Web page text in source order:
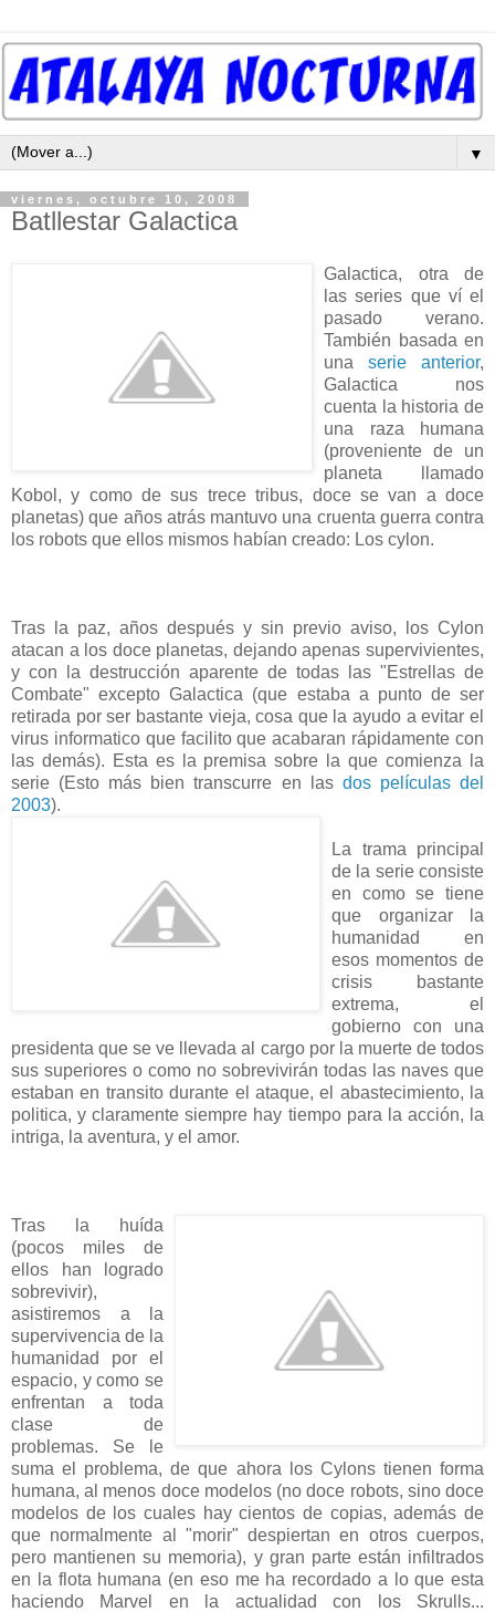
▼
viernes, octubre 10, 2008
Batllestar Galactica
Galactica, otra de
las series que ví el
pasado verano.
También basada en
una serie anterior,
Galactica nos
cuenta la historia de
una raza humana
(proveniente de un
planeta llamado
Kobol, y como de sus trece tribus, doce se van a doce
planetas) que años atrás mantuvo una cruenta guerra contra
los robots que ellos mismos habían creado: Los cylon.
Tras la paz, años después y sin previo aviso, los Cylon
atacan a los doce planetas, dejando apenas supervivientes,
y con la destrucción aparente de todas las "Estrellas de
Combate" excepto Galactica (que estaba a punto de ser
retirada por ser bastante vieja, cosa que la ayudo a evitar el
virus informatico que facilito que acabaran rápidamente con
las demás). Esta es la premisa sobre la que comienza la
serie (Esto más bien transcurre en las dos películas del
2003).
La trama principal
de la serie consiste
en como se tiene
que organizar la
humanidad en
esos momentos de
crisis bastante
extrema, el
gobierno con una
presidenta que se ve llevada al cargo por la muerte de todos
sus superiores o como no sobrevivirán todas las naves que
estaban en transito durante el ataque, el abastecimiento, la
politica, y claramente siempre hay tiempo para la acción, la
intriga, la aventura, y el amor.
Tras la huída
(pocos miles de
ellos han logrado
sobrevivir),
asistiremos a la
supervivencia de la
humanidad por el
espacio, y como se
enfrentan a toda
clase de
problemas. Se le
suma el problema, de que ahora los Cylons tienen forma
humana, al menos doce modelos (no doce robots, sino doce
modelos de los cuales hay cientos de copias, además de
que normalmente al "morir" despiertan en otros cuerpos,
pero mantienen su memoria), y gran parte están infiltrados
en la flota humana (en eso me ha recordado a lo que esta
haciendo Marvel en la actualidad con los Skrulls...